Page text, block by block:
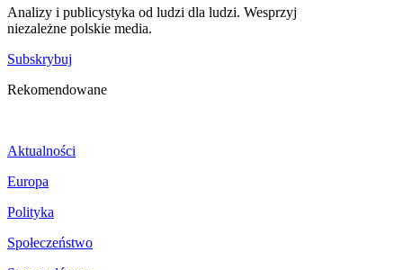
Analizy i publicystyka od ludzi dla ludzi. Wesprzyj
niezależne polskie media.
Subskrybuj
Rekomendowane
Aktualności
Europa
Polityka
Społeczeństwo